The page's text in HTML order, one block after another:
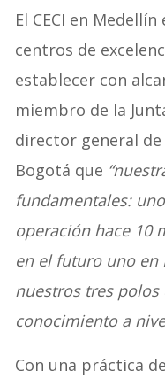
El CECI en
centros de
establecer con
miembro de la
director general
Bogotá que
fundamentales:
operación hace 10
en el futuro uno en
nuestros tres
conocimiento a
Con una práctica de